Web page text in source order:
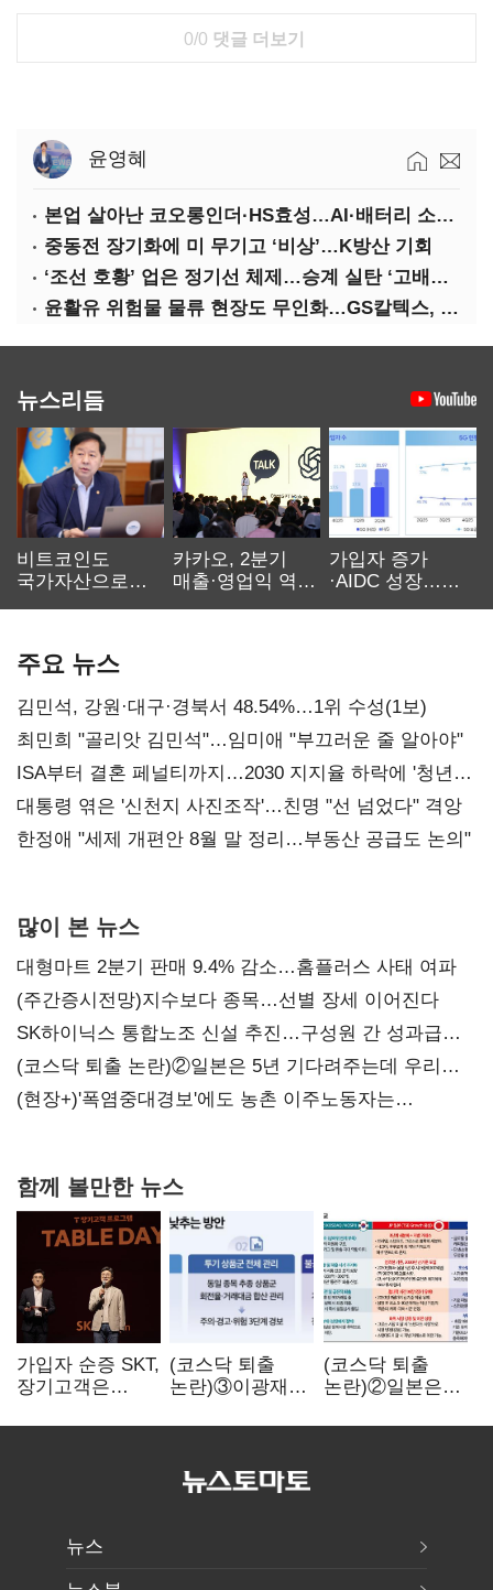
0/0 댓글 더보기
윤영혜
본업 살아난 코오롱인더·HS효성…AI·배터리 소재로 보폭 확대
중동전 장기화에 미 무기고 ‘비상’…K방산 기회
‘조선 호황’ 업은 정기선 체제…승계 실탄 ‘고배당’ 주목
윤활유 위험물 물류 현장도 무인화…GS칼텍스, 디지털 전환 가속
뉴스리듬
비트코인도
국가자산으로…'
카카오, 2분기
매출·영업익 역대
가입자 증가
·AIDC 성장…
주요 뉴스
김민석, 강원·대구·경북서 48.54%…1위 수성(1보)
최민희 "골리앗 김민석"…임미애 "부끄러운 줄 알아야"
ISA부터 결혼 페널티까지…2030 지지율 하락에 '청년
챙기기'
대통령 엮은 '신천지 사진조작'…친명 "선 넘었다" 격앙
한정애 "세제 개편안 8월 말 정리…부동산 공급도 논의"
많이 본 뉴스
대형마트 2분기 판매 9.4% 감소…홈플러스 사태 여파
(주간증시전망)지수보다 종목…선별 장세 이어진다
SK하이닉스 통합노조 신설 추진…구성원 간 성과급
불만 확산
(코스닥 퇴출 논란)②일본은 5년 기다려주는데 우리는
당장 퇴출?…시간만으론 부족한 코스닥 구하기
(현장+)'폭염중대경보'에도 농촌 이주노동자는
함께 볼만한 뉴스
가입자 순증 SKT,
장기고객은
챙긴다
(코스닥 퇴출
논란)③이광재
자동차 없애지는
(코스닥 퇴출
논란)②일본은
기다려주는데
뉴스